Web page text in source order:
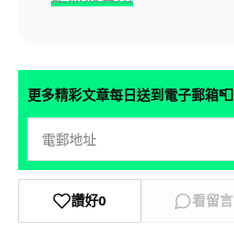
更多精彩文章每日送到電子郵箱📮
讚好0 看留言